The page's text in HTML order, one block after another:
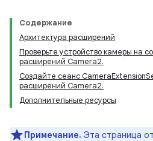
Содержание
Архитектура расширений
Проверьте устройство камеры на
расширений Camera2.
Создайте сеанс
расширений Camera2.
Дополнительные ресурсы
Примечание. Эта страница